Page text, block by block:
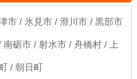
市 / 氷見市 / 滑川市 / 黒部市
砺市 / 射水市 / 舟橋村 / 上
/ 朝日町